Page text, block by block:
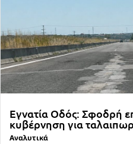
Εγνατία Οδός: Σφοδρή
κυβέρνηση για
Αναλυτικά